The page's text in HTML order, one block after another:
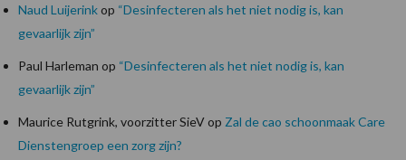
Naud Luijerinkop “Desinfecteren als het niet nodig is, kan
gevaarlijk zijn”
Paul Harleman op “Desinfecteren als het niet nodig is, kan
gevaarlijk zijn”
Maurice Rutgrink, voorzitter SieVop Zal de cao schoonmaak Care
Dienstengroep een zorg zijn?